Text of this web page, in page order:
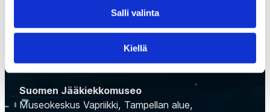
Salli valinta
Kiellä
Suomen Jääkiekkomuseo
Museokeskus Vapriikki, Tampellan alue,